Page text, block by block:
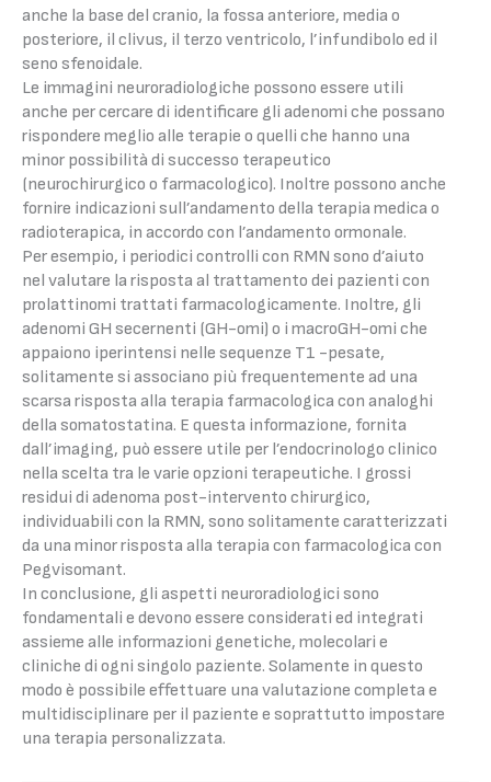
anche la base del cranio, la fossa anteriore, media o
posteriore, il clivus, il terzo ventricolo, l’infundibolo ed il
seno sfenoidale.
Le immagini neuroradiologiche possono essere utili
anche per cercare di identificare gli adenomi che possano
rispondere meglio alle terapie o quelli che hanno una
minor possibilità di successo terapeutico
(neurochirurgico o farmacologico). Inoltre possono anche
fornire indicazioni sull’andamento della terapia medica o
radioterapica, in accordo con l’andamento ormonale.
Per esempio, i periodici controlli con RMN sono d’aiuto
nel valutare la risposta al trattamento dei pazienti con
prolattinomi trattati farmacologicamente. Inoltre, gli
adenomi GH secernenti (GH-omi) o i macroGH-omi che
appaiono iperintensi nelle sequenze T1 -pesate,
solitamente si associano più frequentemente ad una
scarsa risposta alla terapia farmacologica con analoghi
della somatostatina. E questa informazione, fornita
dall’imaging, può essere utile per l’endocrinologo clinico
nella scelta tra le varie opzioni terapeutiche. I grossi
residui di adenoma post-intervento chirurgico,
individuabili con la RMN, sono solitamente caratterizzati
da una minor risposta alla terapia con farmacologica con
Pegvisomant.
In conclusione, gli aspetti neuroradiologici sono
fondamentali e devono essere considerati ed integrati
assieme alle informazioni genetiche, molecolari e
cliniche di ogni singolo paziente. Solamente in questo
modo è possibile effettuare una valutazione completa e
multidisciplinare per il paziente e soprattutto impostare
una terapia personalizzata.